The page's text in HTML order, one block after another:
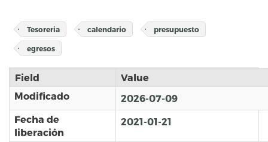
Tesoreria calendario presupuesto
egresos
Field
Value
Modificado
2026-07-09
Fecha de
liberación
2021-01-21